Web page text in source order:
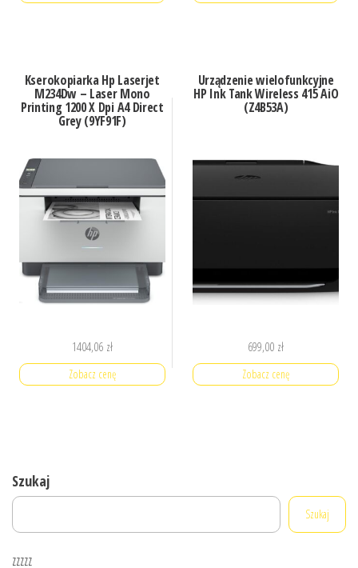
Kserokopiarka Hp Laserjet
M234Dw – Laser Mono
Printing 1200 X Dpi A4 Direct
Grey (9YF91F)
1404,06 zł
Zobacz cenę
Urządzenie wielofunkcyjne
HP Ink Tank Wireless 415 AiO
(Z4B53A)
699,00 zł
Zobacz cenę
Szukaj
Szukaj
zzzzz